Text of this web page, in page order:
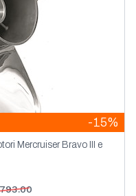
-15%
Mercruiser Bravo III e